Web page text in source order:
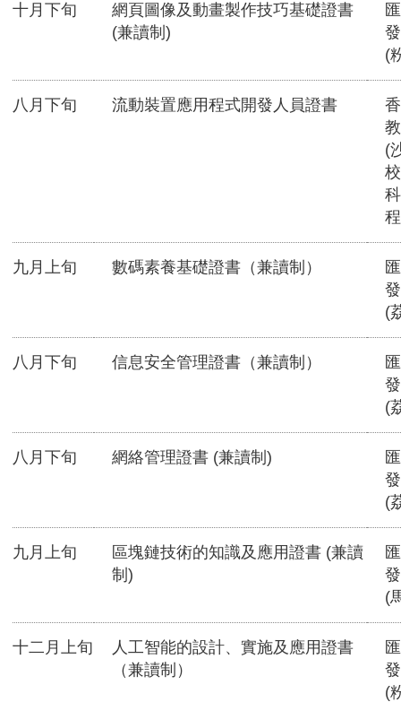
十月下旬
網頁圖像及動畫製作技巧基礎證書
(兼讀制)
(
八月下旬 流動裝置應用程式開發人員證書
(
九月上旬 數碼素養基礎證書（兼讀制）
(
八月下旬 信息安全管理證書（兼讀制）
(
八月下旬 網絡管理證書 (兼讀制)
(
九月上旬
區塊鏈技術的知識及應用證書 (兼讀
制)
(
十二月上旬
人工智能的設計、實施及應用證書
（兼讀制）
(